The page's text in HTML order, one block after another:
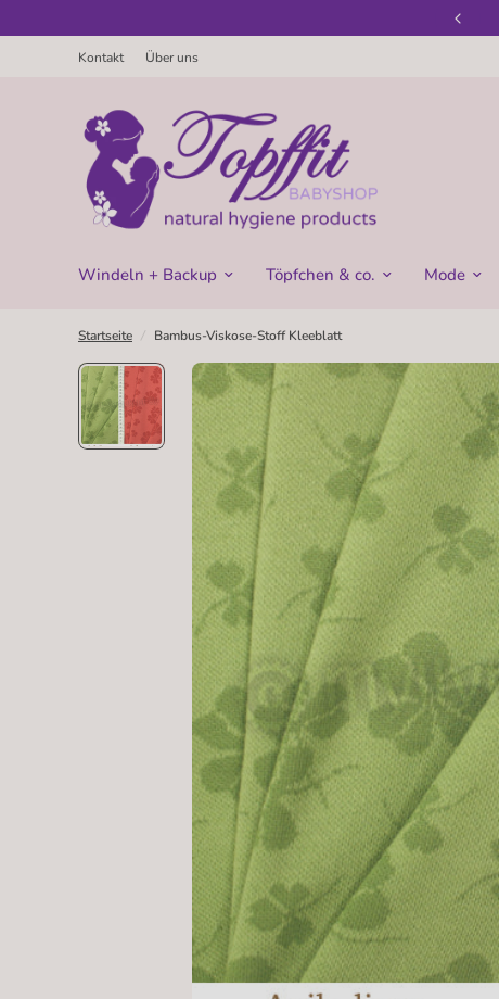
Kontakt Über uns
Windeln + Backup Töpfchen & co. Mode
Startseite / Bambus-Viskose-Stoff Kleeblatt